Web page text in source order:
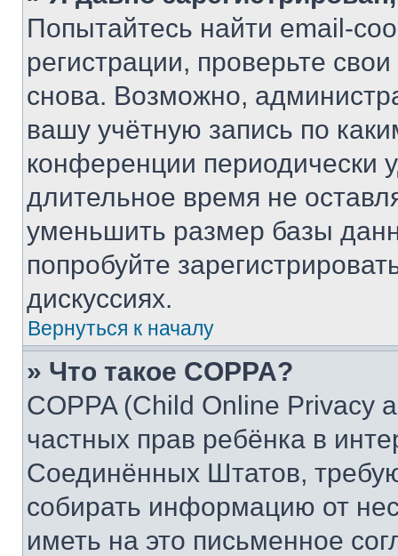
Попытайтесь найти email-
регистрации, проверьте
снова. Возможно,
вашу учётную запись по
конференции периодически
длительное время не
уменьшить размер базы
попробуйте
дискуссиях.
Вернуться к началу
» Что такое COPPA?
COPPA (Child Online Privacy
частных прав ребёнка в
Соединённых Штатов,
собирать информацию от
иметь на это письменное